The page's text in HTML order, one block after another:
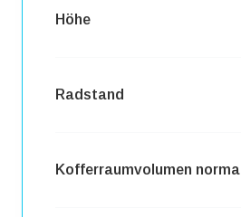
Höhe
Radstand
Kofferraumvolumen normal